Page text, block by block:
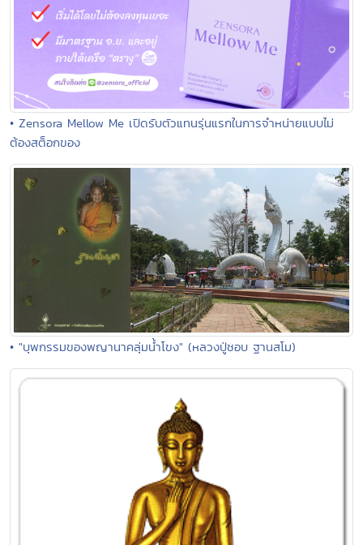
• Zensora Mellow Me เปิดรับตัวแทนรุ่นแรกในการจำหน่ายแบบไม่
ต้องสต็อกของ
• "บุพกรรมของพญานาคลุ่มน้ำโขง" (หลวงปู่ชอบ ฐานสโม)